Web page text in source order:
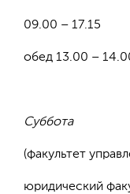
09.00 – 17.15
обед 13.00 –
Суббота
(факультет
юридический